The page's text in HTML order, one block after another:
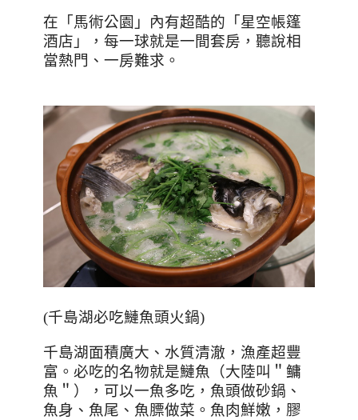
在「馬術公園」內有超酷的「星空帳篷
酒店」，每一球就是一間套房，聽說相
當熱門、一房難求。
(千島湖必吃鰱魚頭火鍋)
千島湖面積廣大、水質清澈，漁產超豐
富。必吃的名物就是鰱魚（大陸叫＂鳙
魚＂），可以一魚多吃，魚頭做砂鍋、
魚身、魚尾、魚膘做菜。魚肉鮮嫩，膠